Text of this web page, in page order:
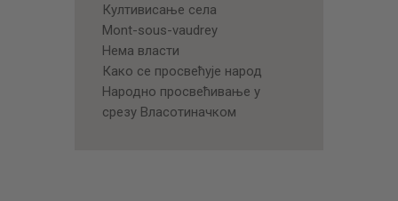
Култивисање села
Mont-sous-vaudrey
Нема власти
Како се просвећује народ
Народно просвећивање у
срезу Власотиначком